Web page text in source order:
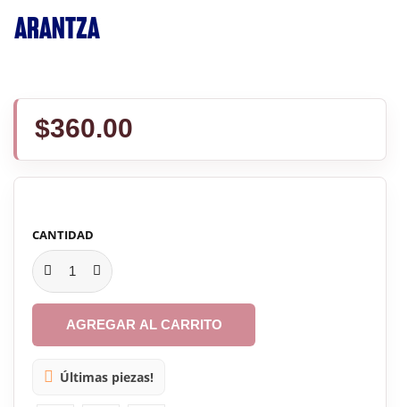
$360.00
CANTIDAD
AGREGAR AL CARRITO
 Últimas piezas!